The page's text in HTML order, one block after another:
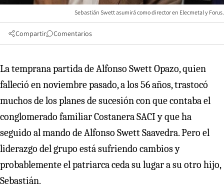
Sebastián Swett asumirá como director en Elecmetal y Forus.
Compartir Comentarios
La temprana partida de Alfonso Swett Opazo, quien
falleció en noviembre pasado, a los 56 años, trastocó
muchos de los planes de sucesión con que contaba el
conglomerado familiar Costanera SACI y que ha
seguido al mando de Alfonso Swett Saavedra. Pero el
liderazgo del grupo está sufriendo cambios y
probablemente el patriarca ceda su lugar a su otro hijo,
Sebastián.